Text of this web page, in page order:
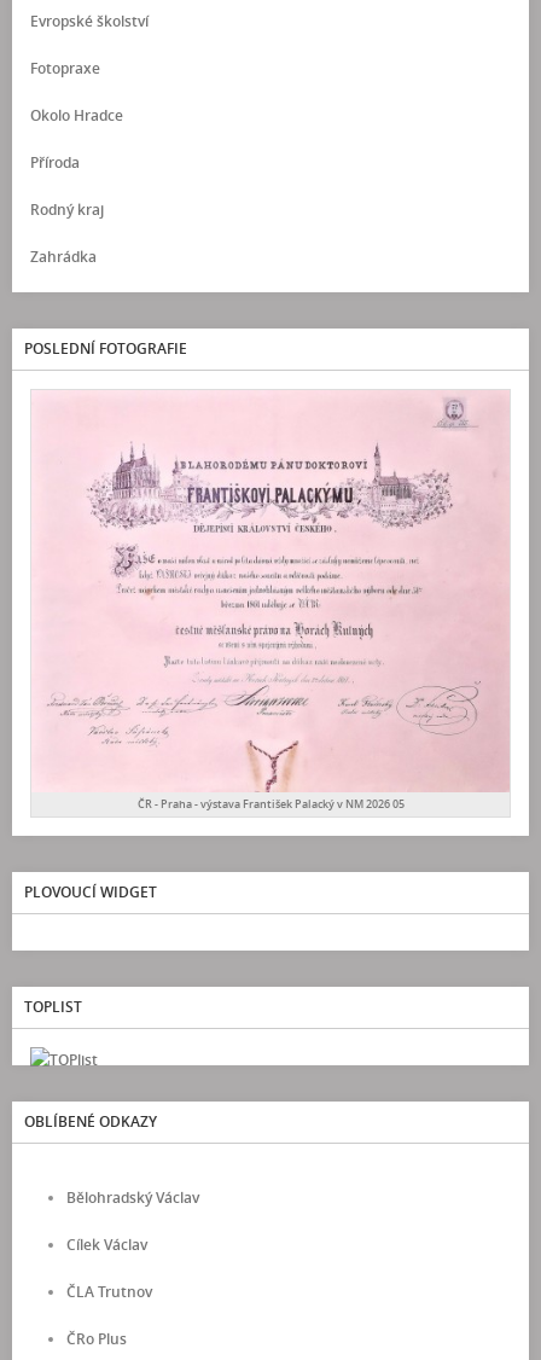
Evropské školství
Fotopraxe
Okolo Hradce
Příroda
Rodný kraj
Zahrádka
POSLEDNÍ FOTOGRAFIE
ČR - Praha - výstava František Palacký v NM 2026 05
PLOVOUCÍ WIDGET
TOPLIST
OBLÍBENÉ ODKAZY
Bělohradský Václav
Cílek Václav
ČLA Trutnov
ČRo Plus